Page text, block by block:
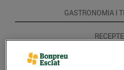
GASTRONOMIA I